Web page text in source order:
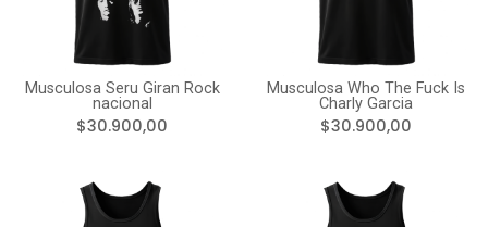
Musculosa Seru Giran Rock
nacional
$30.900,00
Musculosa Who The Fuck Is
Charly Garcia
$30.900,00